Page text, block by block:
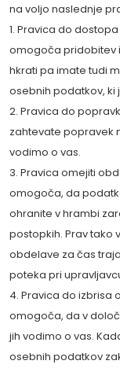
na voljo naslednje
1. Pravica do
omogoča pridobitev
hkrati pa imate tudi
osebnih podatkov, ki
2. Pravica do
zahtevate popravek
vodimo o vas.
3. Pravica omejiti
omogoča, da
ohranite v hrambi
postopkih. Prav
obdelave za čas
poteka pri
4. Pravica do izbrisa
omogoča, da v
jih vodimo o vas.
osebnih podatkov